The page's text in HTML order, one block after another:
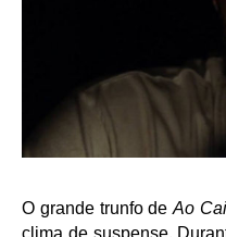
O grande trunfo deAo